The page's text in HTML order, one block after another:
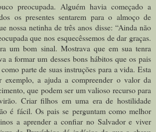
preocupada. Alguém havia começado a
os presentes sentarem para o almoço de
nossa netinha de três anos disse: “Ainda não
que nos esquecêssemos de dar graças.
um bom sinal. Mostrava que em sua tenra
a formar um desses bons hábitos que os pais
parte de suas instruções para a vida. Esta
exemplo, a ajuda a compreender o valor da
que podem ser um valioso recurso para
Criar filhos em uma era de hostilidade
é fácil. Os pais se perguntam como melhor
a aprender a confiar no Salvador e viver